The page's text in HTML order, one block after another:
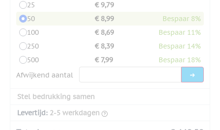
25
€ 9,79
50
€ 8,99
Bespaar 8%
100
€ 8,69
Bespaar 11%
250
€ 8,39
Bespaar 14%
500
€ 7,99
Bespaar 18%
Afwijkend aantal
Stel bedrukking samen
Levertijd: 2-5 werkdagen